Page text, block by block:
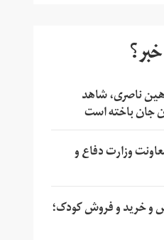
ناصری، شاهد
جان باخته است
وزارت دفاع و
و خرید و فروش کودک؛